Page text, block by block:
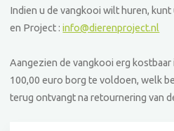
Indien u de vangkooi wilt huren,
en Project :info@dierenproject.nl
Aangezien de vangkooi erg
100,00 euro borg te voldoen, welk
terug ontvangt na retournering van